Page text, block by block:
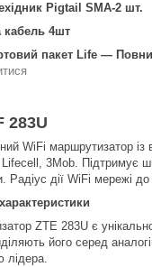
Pigtail SMA-2 шт.
кабель 4шт
пакет Life —
283U
WiFi маршрутизатор
3Mob. Підтримує
Радіус дії WiFi мережі
ZTE 283U є
його серед
лідера.